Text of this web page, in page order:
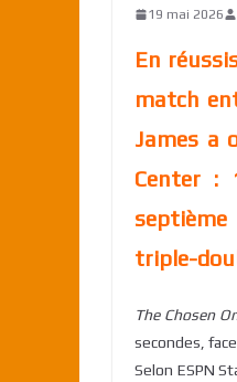
19 mai 2026
En
match
James a
Center :
triple-
The Chosen
secondes,
Selon ESPN